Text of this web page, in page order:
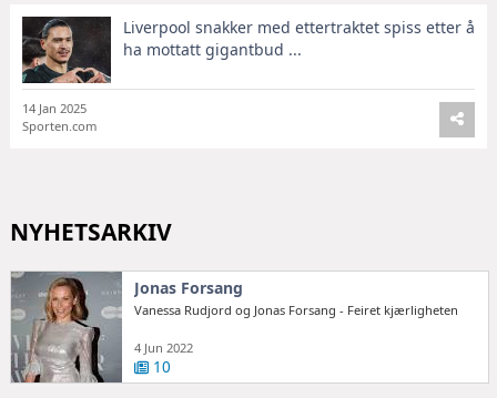
Liverpool snakker med ettertraktet spiss etter å
ha mottatt gigantbud ...
14 Jan 2025
Sporten.com
NYHETSARKIV
Jonas Forsang
Vanessa Rudjord og Jonas Forsang - Feiret kjærligheten
4 Jun 2022
10